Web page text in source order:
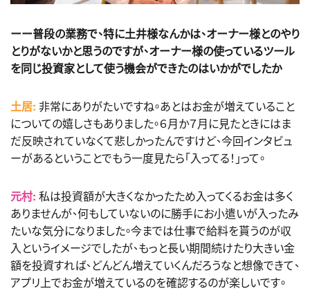
ーー普段の業務で、特に土井様なんかは、オーナー様とのやり
とりがないかと思うのですが、オーナー様の使っているツール
を同じ投資家として使う機会ができたのはいかがでしたか
土居: 非常にありがたいですね。あとはお金が増えていること
についての嬉しさもありました。６月か７月に見たときにはま
だ反映されていなくて悲しかったんですけど、今回インタビュ
ーがあるということでもう一度見たら「入ってる！」って。
元村: 私は投資額が大きくなかったため入ってくるお金は多く
ありませんが、何もしていないのに勝手にお小遣いが入ったみ
たいな気分になりました。今までは仕事で給料を貰うのが収
入というイメージでしたが、もっと長い期間続けたり大きい金
額を投資すれば、どんどん増えていくんだろうなと想像できて、
アプリ上でお金が増えているのを確認するのが楽しいです。